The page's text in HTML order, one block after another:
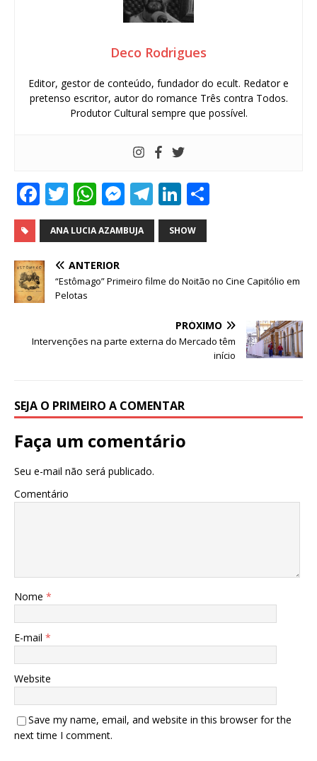
Deco Rodrigues
Editor, gestor de conteúdo, fundador do ecult. Redator e
pretenso escritor, autor do romance Três contra Todos.
Produtor Cultural sempre que possível.
F
a
c
e
b
o
k
T
w
it
te
r
W
h
at
s
A
M
e
ss
n
r
T
el
e
ra
Li
n
k
dI
ANA LUCIA AZAMBUJA SHOW
ANTERIOR
“Estômago” Primeiro filme do Noitão no Cine Capitólio em
Pelotas
PRÓXIMO
Intervenções na parte externa do Mercado têm
início
SEJA O PRIMEIRO A COMENTAR
Faça um comentário
Seu e-mail não será publicado.
Comentário
Nome *
E-mail *
Website
Save my name, email, and website in this browser for the
next time I comment.